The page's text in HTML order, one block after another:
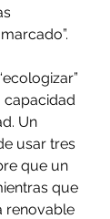
capacidad
Un
usar tres
que un
que
renovable